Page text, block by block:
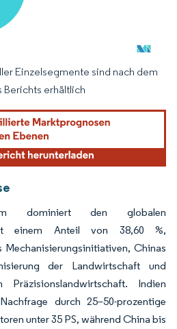
erfordert Namensnennung
Einzelsegmente sind nach dem
Berichts erhältlich
dominiert den globalen
einem Anteil von 38,60 %,
Mechanisierungsinitiativen, Chinas
der Landwirtschaft und
Indien
durch 25–50-prozentige
unter 35 PS, während China bis